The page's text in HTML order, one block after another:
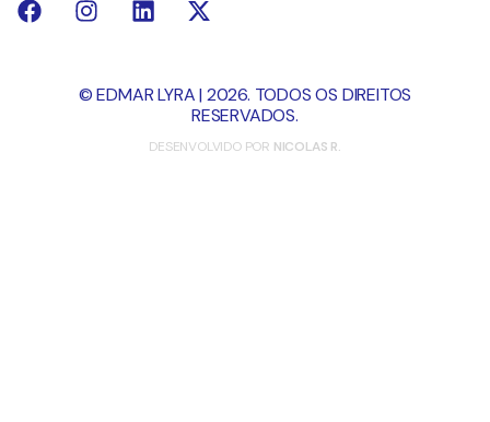
© EDMAR LYRA | 2026. TODOS OS DIREITOS
RESERVADOS.
DESENVOLVIDO POR NICOLAS R.